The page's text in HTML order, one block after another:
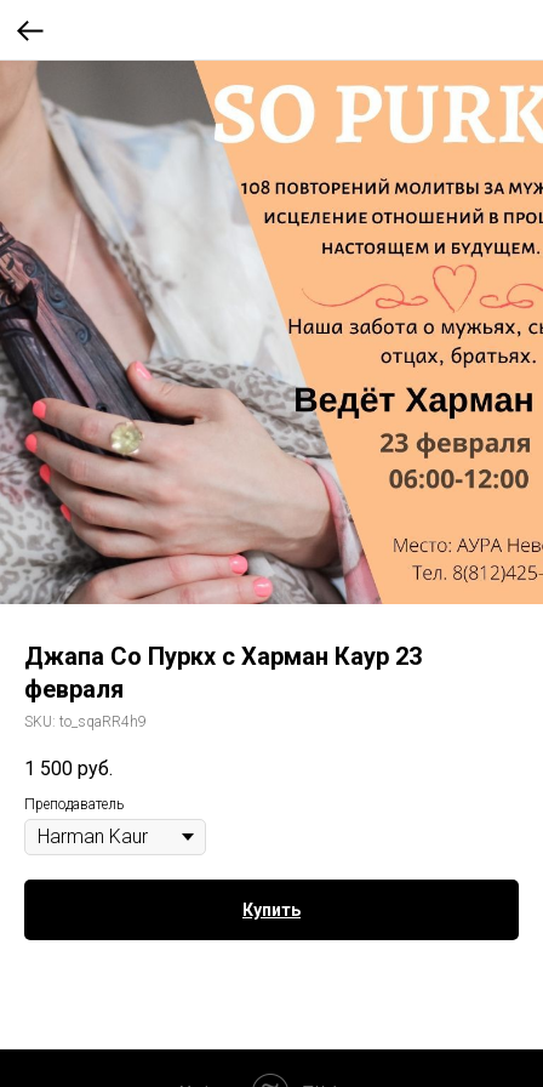
Джапа Со Пуркх с Харман Каур 23
февраля
SKU: to_sqaRR4h9
1 500 руб.
Преподаватель
Купить